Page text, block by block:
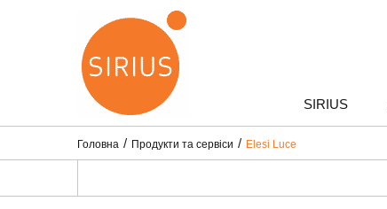
SIRIUS
Головна Продукти та сервіси Elesi Luce